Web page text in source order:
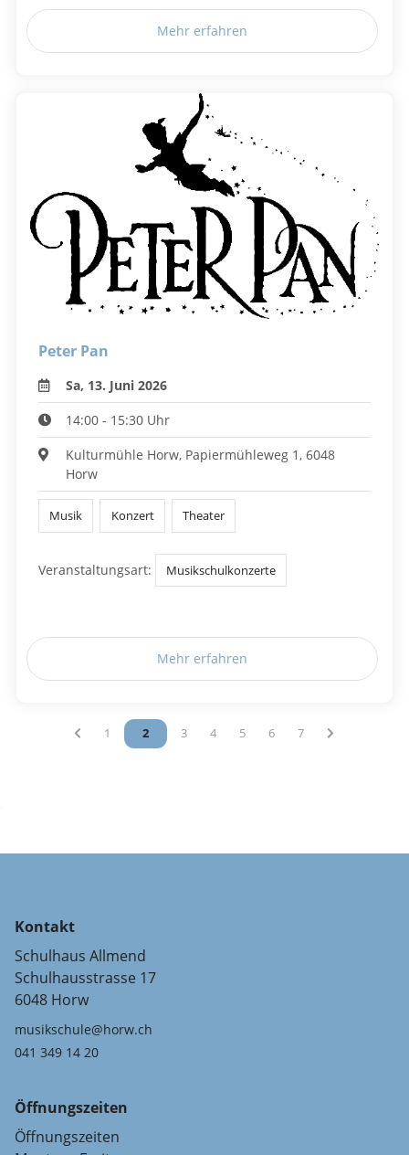
Mehr erfahren
Peter Pan
Sa, 13. Juni 2026
14:00 - 15:30 Uhr
Kulturmühle Horw, Papiermühleweg 1, 6048
Horw
Musik Konzert Theater
Veranstaltungsart: Musikschulkonzerte
Mehr erfahren
Vous êtes sur la page
1 Vous êtes sur la page
2 Vous êtes sur la page
3 Vous êtes sur la page
4 Vous êtes sur la page
5 Vous êtes sur la page
6 Vous êtes sur la
7
Kontakt
Schulhaus Allmend
Schulhausstrasse 17
6048 Horw
musikschule@horw.ch
041 349 14 20
Öffnungszeiten
Öffnungszeiten